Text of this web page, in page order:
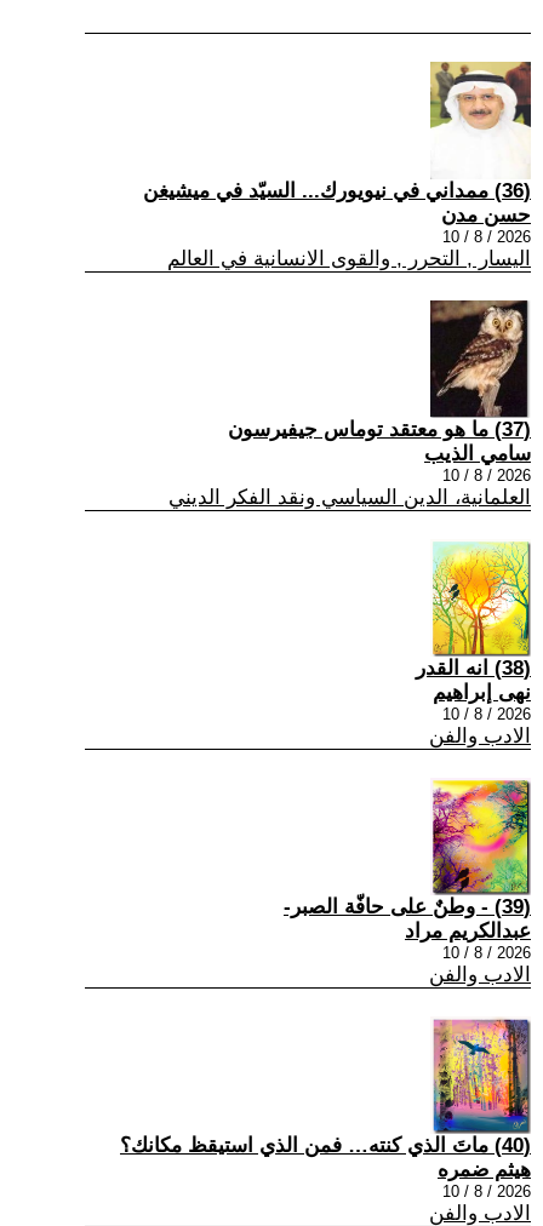
(36) ممداني في نيويورك... السيّد في ميشيغن
حسن مدن
2026 / 8 / 10
اليسار , التحرر , والقوى الانسانية في العالم
(37) ما هو معتقد توماس جيفيرسون
سامي الذيب
2026 / 8 / 10
العلمانية، الدين السياسي ونقد الفكر الديني
(38) انه القدر
نهى إبراهيم
2026 / 8 / 10
الادب والفن
(39) - وطنٌ على حافّة الصبر-
عبدالكريم مراد
2026 / 8 / 10
الادب والفن
(40) ماتَ الذي كنته… فمن الذي استيقظ مكانك؟
هيثم ضمره
2026 / 8 / 10
الادب والفن